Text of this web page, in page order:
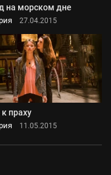
на морском дне
27.04.2015
праху
11.05.2015